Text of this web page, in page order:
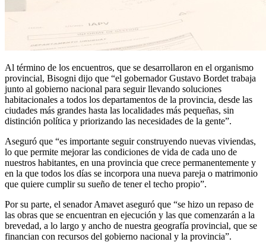
Al término de los encuentros, que se desarrollaron en el organismo
provincial, Bisogni dijo que “el gobernador Gustavo Bordet trabaja
junto al gobierno nacional para seguir llevando soluciones
habitacionales a todos los departamentos de la provincia, desde las
ciudades más grandes hasta las localidades más pequeñas, sin
distinción política y priorizando las necesidades de la gente”.
Aseguró que “es importante seguir construyendo nuevas viviendas,
lo que permite mejorar las condiciones de vida de cada uno de
nuestros habitantes, en una provincia que crece permanentemente y
en la que todos los días se incorpora una nueva pareja o matrimonio
que quiere cumplir su sueño de tener el techo propio”.
Por su parte, el senador Amavet aseguró que “se hizo un repaso de
las obras que se encuentran en ejecución y las que comenzarán a la
brevedad, a lo largo y ancho de nuestra geografía provincial, que se
financian con recursos del gobierno nacional y la provincia”.